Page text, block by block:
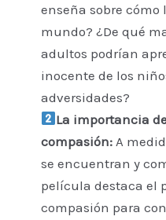
enseña sobre cómo
mundo? ¿De qué
adultos podrían
inocente de los
adversidades?
La importancia
compasión:A
se encuentran y
película destaca el
compasión para